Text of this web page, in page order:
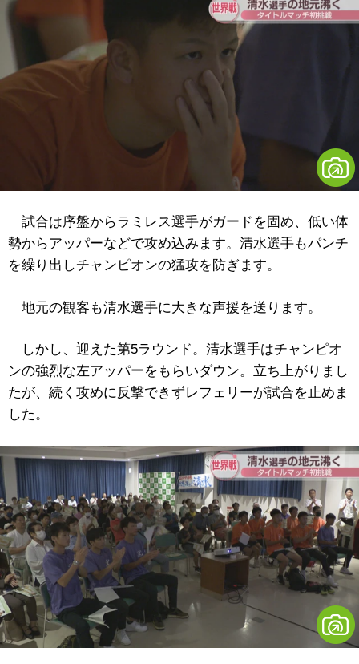
試合は序盤からラミレス選手がガードを固め、低い体
勢からアッパーなどで攻め込みます。清水選手もパンチ
を繰り出しチャンピオンの猛攻を防ぎます。
地元の観客も清水選手に大きな声援を送ります。
しかし、迎えた第5ラウンド。清水選手はチャンピオ
ンの強烈な左アッパーをもらいダウン。立ち上がりまし
たが、続く攻めに反撃できずレフェリーが試合を止めま
した。